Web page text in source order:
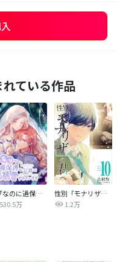
ている作品
モブなのに過保護な公爵に溺愛されています
530.5万
性別「モナリザ」の君へ。
1.2万